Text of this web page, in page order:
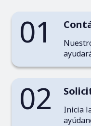
01
02
Inicia